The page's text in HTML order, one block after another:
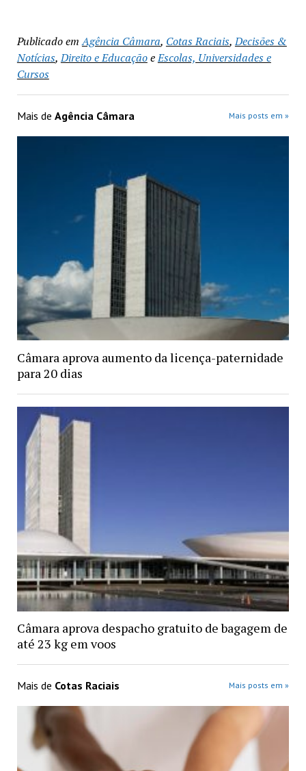
Publicado em Agência Câmara, Cotas Raciais,Decisões &
Notícias,Direito e EducaçãoeEscolas, Universidades e
Cursos
Mais de Agência Câmara Mais posts em »
Câmara aprova aumento da licença-paternidade
para 20 dias
Câmara aprova despacho gratuito de bagagem de
até 23 kg em voos
Mais de Cotas Raciais Mais posts em »